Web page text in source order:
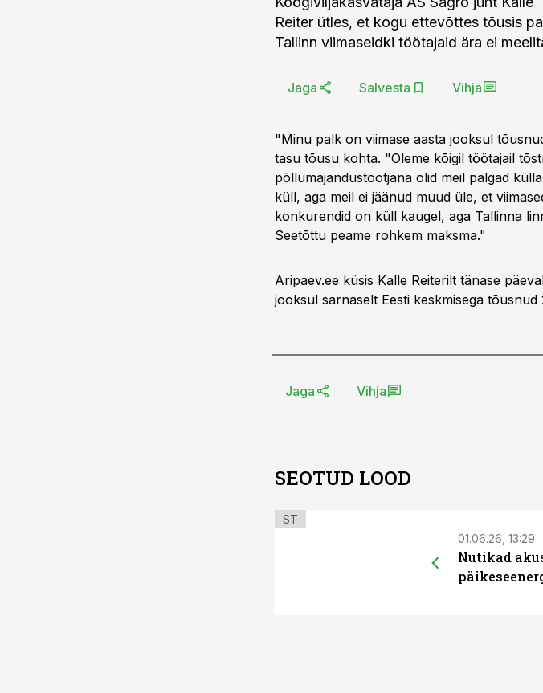
Reiter ütles, et kogu ettevõttes tõusis
Tallinn viimaseidki töötajaid ära ei
Jaga Salvesta Vihja
"Minu palk on viimase aasta jooksul
tasu tõusu kohta. "Oleme kõigil töötajail
põllumajandustootjana olid meil palgad
küll, aga meil ei jäänud muud üle, et
konkurendid on küll kaugel, aga Tallinna
Seetõttu peame rohkem maksma."
Aripaev.ee küsis Kalle Reiterilt tänase
jooksul sarnaselt Eesti keskmisega tõusnud
Jaga Vihja
SEOTUD LOOD
ST
01.06.26, 13:29
Nutikad